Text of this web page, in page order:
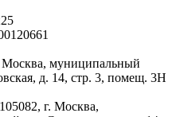
Москва, муниципальный
д. 14, стр. 3, помещ. 3Н
г. Москва,